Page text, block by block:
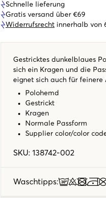
Schnelle lieferung
Gratis versand über €69
Widerrufsrecht innerhalb von
Gestricktes dunkelblaues
sich ein Kragen und die
eignet sich auch für feinere
Polohemd
Gestrickt
Kragen
Normale Passform
Supplier color/color
SKU: 138742-002
Waschtipps: